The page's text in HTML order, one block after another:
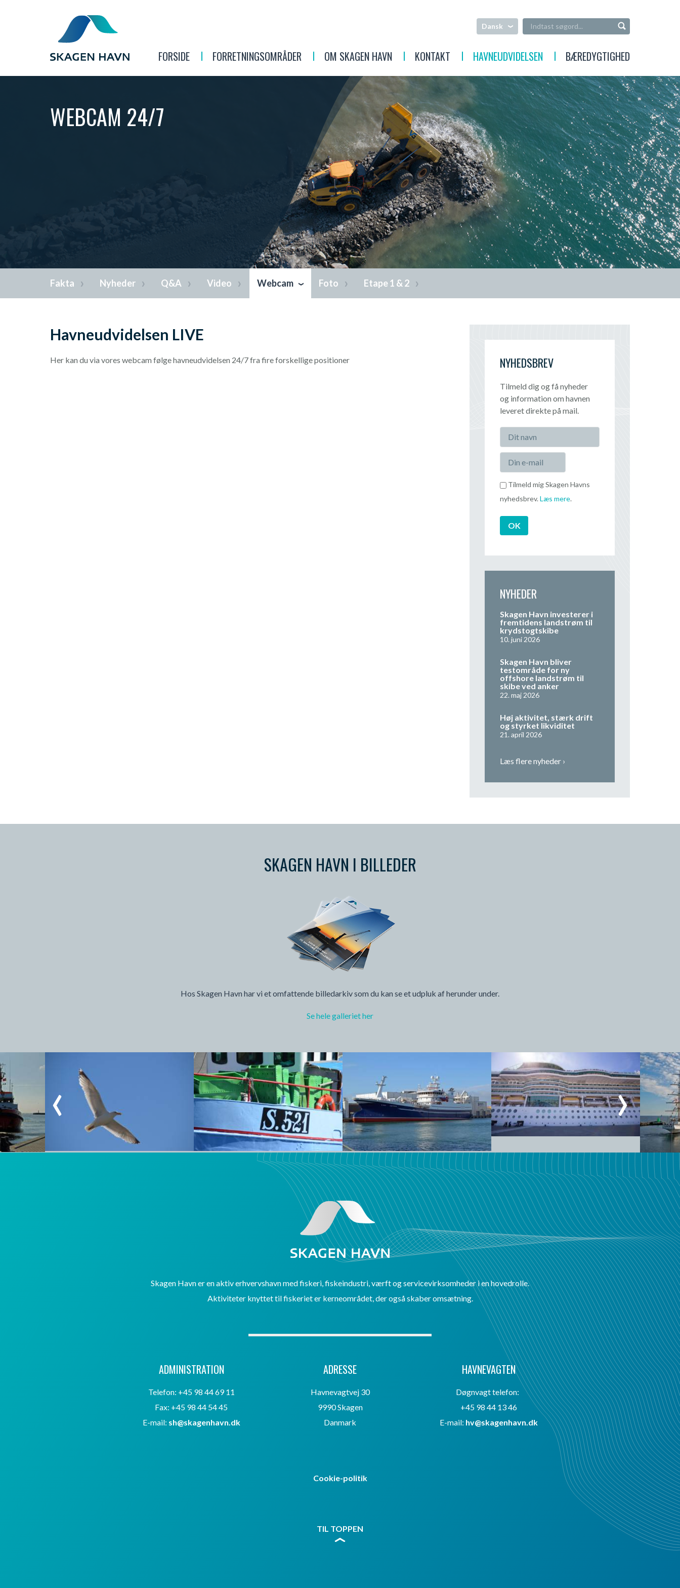
Dansk
FORSIDE FORRETNINGSOMRÅDER OM SKAGEN HAVN KONTAKT HAVNEUDVIDELSEN BÆREDYGTIGHED
WEBCAM 24/7
Fakta Nyheder Q&A Video Webcam Foto Etape 1 & 2
Havneudvidelsen LIVE
Her kan du via vores webcam følge havneudvidelsen 24/7 fra fire forskellige positioner NYHEDSBREV
Tilmeld dig og få nyheder
og information om havnen
leveret direkte på mail.
nyhedsbrev.Læs mere.
NYHEDER
Skagen Havn investerer i
fremtidens landstrøm til
krydstogtskibe
10. juni 2026
Skagen Havn bliver
testområde for ny
offshore landstrøm til
skibe ved anker
22. maj 2026
Høj aktivitet, stærk drift
og styrket likviditet
21. april 2026
Læs flere nyheder ›
SKAGEN HAVN I BILLEDER
Hos Skagen Havn har vi et omfattende billedarkiv som du kan se et udpluk af herunder under.
Se hele galleriet her
Skagen Havn er en aktiv erhvervshavn med fiskeri, fiskeindustri, værft og servicevirksomheder i en hovedrolle.
Aktiviteter knyttet til fiskeriet er kerneområdet, der også skaber omsætning.
ADMINISTRATION
Telefon: +45 98 44 69 11
Fax: +45 98 44 54 45
E-mail: sh@skagenhavn.dk
ADRESSE
Havnevagtvej 30
9990 Skagen
Danmark
HAVNEVAGTEN
Døgnvagt telefon:
+45 98 44 13 46
E-mail: hv@skagenhavn.dk
Cookie-politik
TIL TOPPEN